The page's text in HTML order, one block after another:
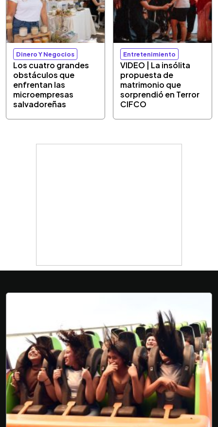
Dinero Y Negocios
Los cuatro grandes
obstáculos que
enfrentan las
microempresas
salvadoreñas
Entretenimiento
VIDEO | La insólita
propuesta de
matrimonio que
sorprendió en Terror
CIFCO